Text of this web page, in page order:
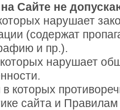
Сайте не
нарушает
(содержат
и пр.).
нарушает
которых
сайта и